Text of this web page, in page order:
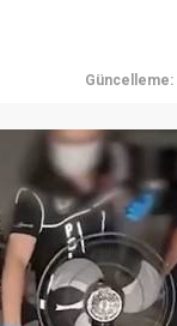
Güncelleme: